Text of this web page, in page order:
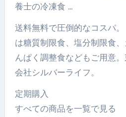
養士の冷凍食 …
送料無料で圧倒的なコスパ。
は糖質制限食、塩分制限食
んぱく調整食などもご用意
会社シルバーライフ。
定期購入
すべての商品を一覧で見る